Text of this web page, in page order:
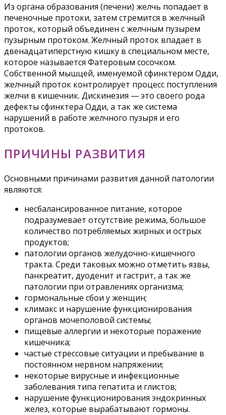
Из органа образования (печени) желчь попадает в
печеночные протоки, затем стремится в желчный
проток, который объединен с желчным пузырем
пузырным протоком. Желчный проток впадает в
двенадцатиперстную кишку в специальном месте,
которое называется Фатеровым сосочком.
Собственной мышцей, именуемой сфинктером Одди,
желчный проток контролирует процесс поступления
желчи в кишечник. Дискинезия — это своего рода
дефекты сфинктера Одди, а так же система
нарушений в работе желчного пузыря и его
протоков.
ПРИЧИНЫ РАЗВИТИЯ
Основными причинами развития данной патологии
являются:
несбалансированное питание, которое
подразумевает отсутствие режима, большое
количество потребляемых жирных и острых
продуктов;
патологии органов желудочно-кишечного
тракта. Среди таковых можно отметить язвы,
панкреатит, дуоденит и гастрит, а так же
патологии при отравлениях организма;
гормональные сбои у женщин;
климакс и нарушение функционирования
органов мочеполовой системы;
пищевые аллергии и некоторые поражение
кишечника;
частые стрессовые ситуации и пребывание в
постоянном нервном напряжении;
некоторые вирусные и инфекционные
заболевания типа гепатита и глистов;
нарушение функционирования эндокринных
желез, которые вырабатывают гормоны.